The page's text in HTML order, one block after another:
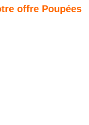
offre Poupées